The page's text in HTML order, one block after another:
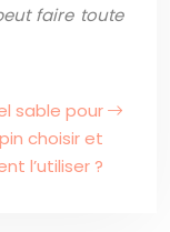
faire toute
sable pour
choisir et
l’utiliser ?